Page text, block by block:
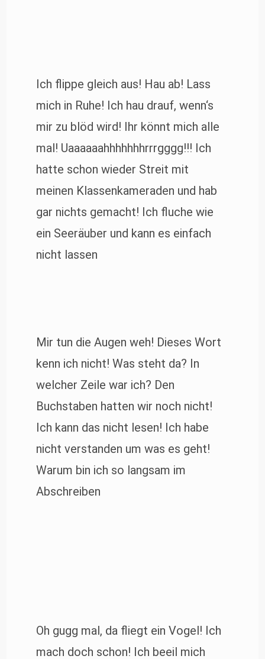
Ich flippe gleich aus! Hau ab! Lass
mich in Ruhe! Ich hau drauf, wenn‘s
mir zu blöd wird! Ihr könnt mich alle
mal! Uaaaaaahhhhhhhrrrgggg!!! Ich
hatte schon wieder Streit mit
meinen Klassenkameraden und hab
gar nichts gemacht! Ich fluche wie
ein Seeräuber und kann es einfach
nicht lassen
Mir tun die Augen weh! Dieses Wort
kenn ich nicht! Was steht da? In
welcher Zeile war ich? Den
Buchstaben hatten wir noch nicht!
Ich kann das nicht lesen! Ich habe
nicht verstanden um was es geht!
Warum bin ich so langsam im
Abschreiben
Oh gugg mal, da fliegt ein Vogel! Ich
mach doch schon! Ich beeil mich